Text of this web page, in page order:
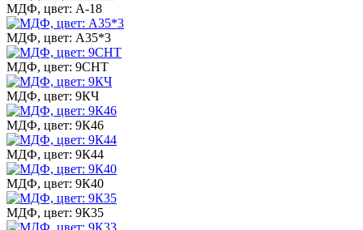
МДФ, цвет: А-18
МДФ, цвет: А35*3
МДФ, цвет: 9СНТ
МДФ, цвет: 9КЧ
МДФ, цвет: 9К46
МДФ, цвет: 9К44
МДФ, цвет: 9К40
МДФ, цвет: 9К35